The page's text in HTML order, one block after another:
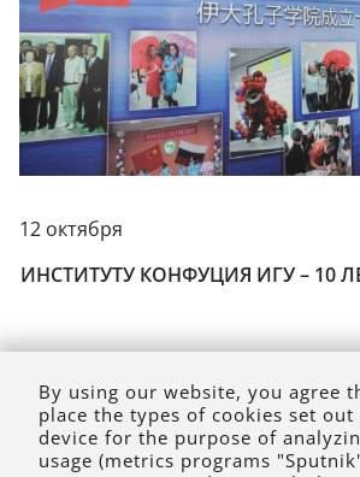
12 октября
ИНСТИТУТУ КОНФУЦИЯ ИГУ – 10
Перв. Пред. След.
By using our website, you agree
place the types of cookies set
device for the purpose of
usage (metrics programs